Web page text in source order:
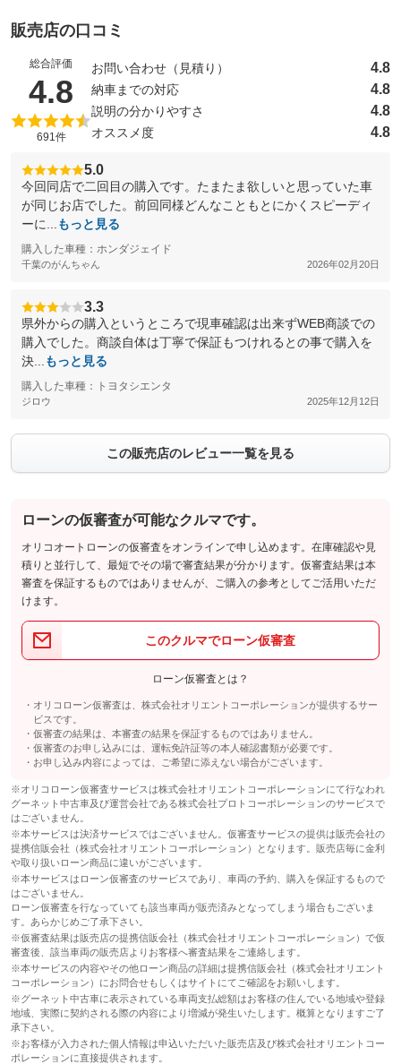
販売店の口コミ
総合評価
4.8 （5点満点中）
691件
お問い合わせ（見積り） 4.8
納車までの対応 4.8
説明の分かりやすさ 4.8
オススメ度 4.8
5.0
今回同店で二回目の購入です。たまたま欲しいと思っていた車
が同じお店でした。前回同様どんなこともとにかくスピーディ
ーに...
もっと見る
購入した車種：ホンダジェイド
千葉のがんちゃん 2026年02月20日
3.3
県外からの購入というところで現車確認は出来ずWEB商談での
購入でした。商談自体は丁寧で保証もつけれるとの事で購入を
決...
もっと見る
購入した車種：トヨタシエンタ
ジロウ 2025年12月12日
この販売店のレビュー一覧を見る
ローンの仮審査が可能なクルマです。
オリコオートローンの仮審査をオンラインで申し込めます。在庫確認や見
積りと並行して、最短でその場で審査結果が分かります。仮審査結果は本
審査を保証するものではありませんが、ご購入の参考としてご活用いただ
けます。
このクルマでローン仮審査
ローン仮審査とは？
オリコローン仮審査は、株式会社オリエントコーポレーションが提供するサー
ビスです。
仮審査の結果は、本審査の結果を保証するものではありません。
仮審査のお申し込みには、運転免許証等の本人確認書類が必要です。
お申し込み内容によっては、ご希望に添えない場合がございます。
※オリコローン仮審査サービスは株式会社オリエントコーポレーションにて行なわれ
グーネット中古車及び運営会社である株式会社プロトコーポレーションのサービスで
はございません。
※本サービスは決済サービスではございません。仮審査サービスの提供は販売会社の
提携信販会社（株式会社オリエントコーポレーション）となります。販売店毎に金利
や取り扱いローン商品に違いがございます。
※本サービスはローン仮審査のサービスであり、車両の予約、購入を保証するもので
はございません。
ローン仮審査を行なっていても該当車両が販売済みとなってしまう場合もございま
す。あらかじめご了承下さい。
※仮審査結果は販売店の提携信販会社（株式会社オリエントコーポレーション）で仮
審査後、該当車両の販売店よりお客様へ審査結果をご連絡します。
※本サービスの内容やその他ローン商品の詳細は提携信販会社（株式会社オリエント
コーポレーション）にお問合せもしくはサイトにてご確認をお願いします。
※グーネット中古車に表示されている車両支払総額はお客様の住んでいる地域や登録
地域、実際に契約される際の内容により増減が発生いたします。概算となりますご了
承下さい。
※お客様が入力された個人情報は申込いただいた販売店及び株式会社オリエントコー
ポレーションに直接提供されます。